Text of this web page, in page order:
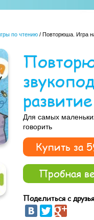
по чтению / Повторюша. Игра
Для самых
говорить
Купить за
Пробная
Поделиться с